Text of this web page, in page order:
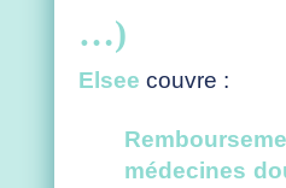
…)
Elsee couvre :
médecines